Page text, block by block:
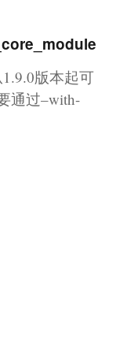
1.9.0版本起可
通过–with-